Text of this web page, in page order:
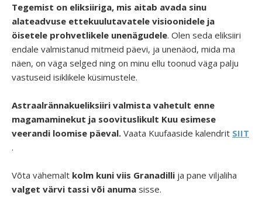
Tegemist on eliksiiriga, mis aitab avada sinu
alateadvuse ettekuulutavatele visioonidele ja
öisetele prohvetlikele unenägudele. Olen seda eliksiiri
endale valmistanud mitmeid päevi, ja unenäod, mida ma
näen, on väga selged ning on minu ellu toonud väga palju
vastuseid isiklikele küsimustele.
Astraalrännakueliksiiri valmista vahetult enne
magamaminekut ja soovituslikult Kuu esimese
veerandi loomise päeval. Vaata Kuufaaside kalendrit SIIT
.
Võta vähemalt kolm kuni viis Granadilli ja pane viljaliha
valget värvi tassi või anuma sisse.